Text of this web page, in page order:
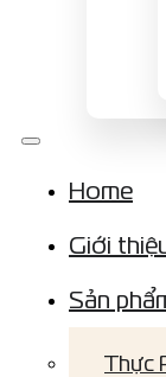
Home
Giới
Sản
Thực